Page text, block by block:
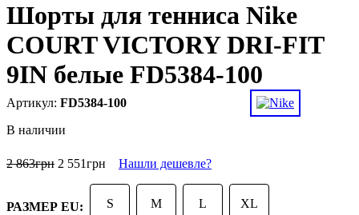
Шорты для тенниса Nike
COURT VICTORY DRI-FIT
9IN белые FD5384-100
FD5384-100
В наличии
2 863грн 2 551грн Нашли дешевле?
РАЗМЕР EU: S M L XL